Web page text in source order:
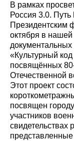
В рамках
Россия 3.0.
Президентским
октября в
«Культурный
посвящённых
Отечественной
Этот проект
посвящен
участников